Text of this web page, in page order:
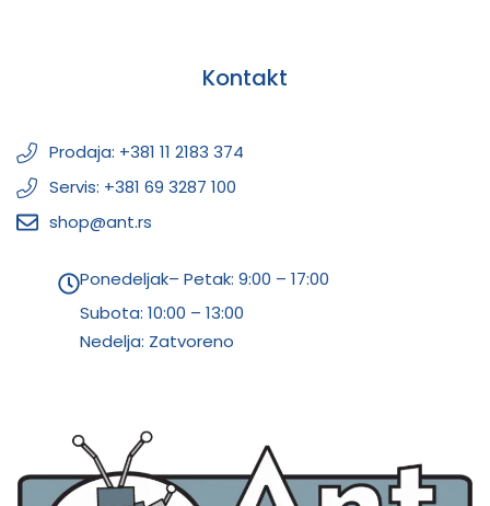
Kontakt
Prodaja: +381 11 2183 374
Servis: +381 69 3287 100
shop@ant.rs
Ponedeljak– Petak: 9:00 – 17:00
Subota: 10:00 – 13:00
Nedelja: Zatvoreno